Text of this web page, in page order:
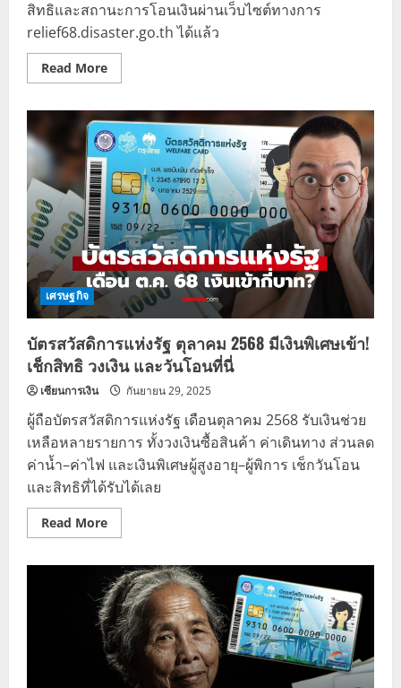
สิทธิและสถานะการโอนเงินผ่านเว็บไซต์ทางการ
relief68.disaster.go.th ได้แล้ว
Read MoreRead
more
สถานะ
“เงิน
เยียวยา
ชายแดน
ไทย–
กัมพูชา”
ผ่าน
เว็บไซต์
เศรษฐกิจ
บัตรสวัสดิการแห่งรัฐ ตุลาคม 2568 มีเงินพิเศษเข้า!
เช็กสิทธิ วงเงิน และวันโอนที่นี่
เซียนการเงิน กันยายน 29, 2025
ผู้ถือบัตรสวัสดิการแห่งรัฐ เดือนตุลาคม 2568 รับเงินช่วย
เหลือหลายรายการ ทั้งวงเงินซื้อสินค้า ค่าเดินทาง ส่วนลด
ค่าน้ำ–ค่าไฟ และเงินพิเศษผู้สูงอายุ–ผู้พิการ เช็กวันโอน
และสิทธิที่ได้รับได้เลย
Read MoreRead
more
สวัสดิการ
แห่ง
รัฐ
ตุลาคม
2568
มี
เงิน
พิเศษ
เข้า!